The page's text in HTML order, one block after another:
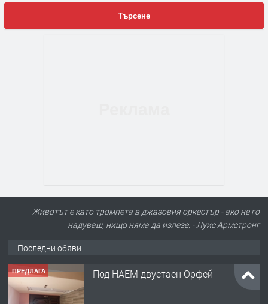
Търсене
Животът е като тромпета в джазовия оркестър - ако не го
надуваш, нищо няма да излезе. - Луис Армстронг
Последни обяви
ПРЕДЛАГА Под НАЕМ двустаен Орфей